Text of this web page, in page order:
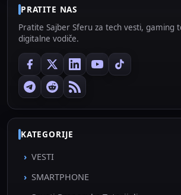
PRATITE NAS
Pratite Sajber Sferu za tech vesti, gaming
digitalne vodiče.
KATEGORIJE
VESTI
SMARTPHONE